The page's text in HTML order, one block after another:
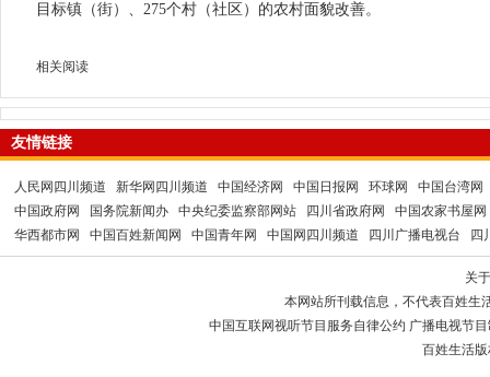
目标镇（街）、275个村（社区）的农村面貌改善。
相关阅读
友情链接
人民网四川频道 新华网四川频道 中国经济网 中国日报网 环球网
中国台湾网
中国政府网
国务院新闻办 中央纪委监察部网站 四川省政府网
中国农家书屋网
华西都市网
中国百姓新闻网 中国青年网 中国网四川频道 四川广播电视台 四
关
本网站所刊载信息，不代表百姓生
中国互联网视听节目服务自律公约 广播电视节
百姓生活